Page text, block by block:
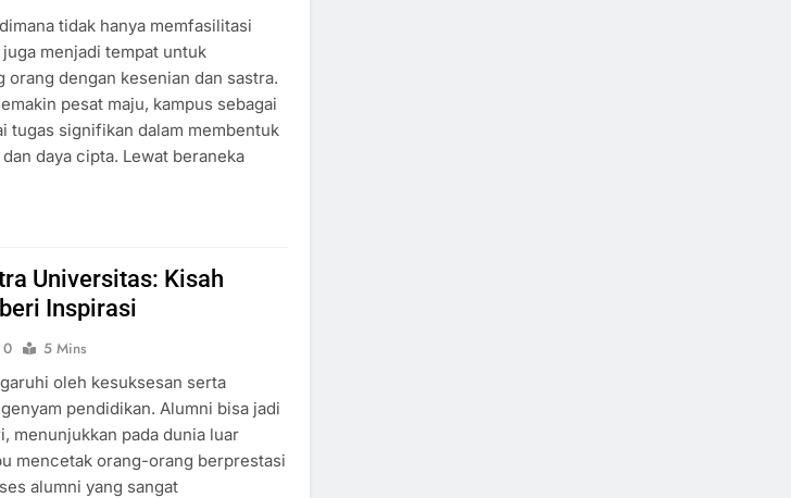
tidak hanya memfasilitasi
menjadi tempat untuk
dengan kesenian dan sastra.
pesat maju, kampus sebagai
tugas signifikan dalam membentuk
daya cipta. Lewat beraneka
Universitas: Kisah
Inspirasi
0
5 Mins
oleh kesuksesan serta
pendidikan. Alumni bisa jadi
menunjukkan pada dunia luar
mencetak orang-orang berprestasi
alumni yang sangat